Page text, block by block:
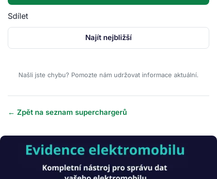
Sdílet
Najít nejbližší
Našli jste chybu? Pomozte nám udržovat informace aktuální.
← Zpět na seznam superchargerů
Obrázek